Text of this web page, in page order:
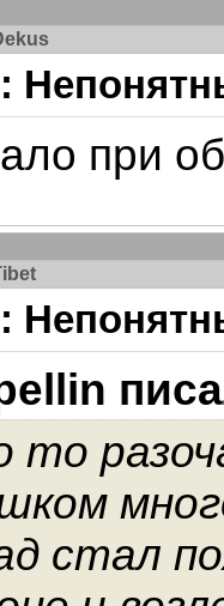
при
то
стал